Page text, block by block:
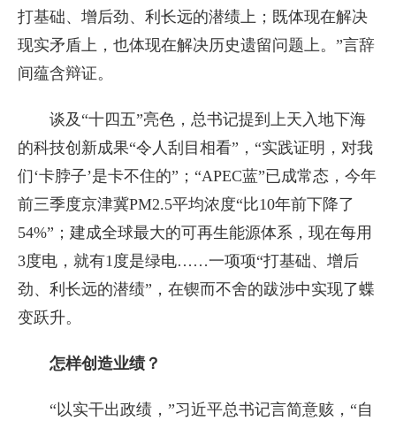
打基础、增后劲、利长远的潜绩上；既体现在解决
现实矛盾上，也体现在解决历史遗留问题上。”言辞
间蕴含辩证。
谈及“十四五”亮色，总书记提到上天入地下海
的科技创新成果“令人刮目相看”，“实践证明，对我
们‘卡脖子’是卡不住的”；“APEC蓝”已成常态，今年
前三季度京津冀PM2.5平均浓度“比10年前下降了
54%”；建成全球最大的可再生能源体系，现在每用
3度电，就有1度是绿电……一项项“打基础、增后
劲、利长远的潜绩”，在锲而不舍的跋涉中实现了蝶
变跃升。
怎样创造业绩？
“以实干出政绩，”习近平总书记言简意赅，“自